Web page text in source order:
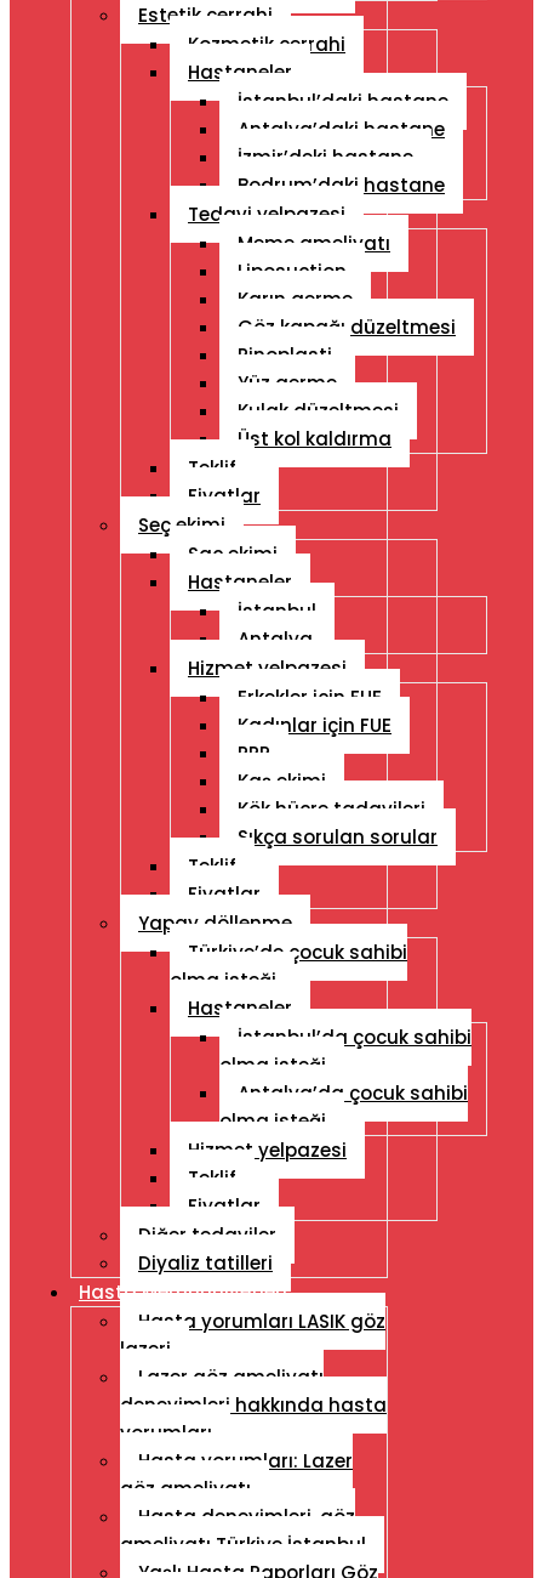
Estetik cerrahi
Kozmetik cerrahi
Hastaneler
İstanbul’daki hastane
Antalya’daki hastane
İzmir’deki hastane
Bodrum’daki hastane
Tedavi yelpazesi
Meme ameliyatı
Liposuction
Karın germe
Göz kapağı düzeltmesi
Rinoplasti
Yüz germe
Kulak düzeltmesi
Üst kol kaldırma
Teklif
Fiyatlar
Seç ekimi
Saç ekimi
Hastaneler
İstanbul
Antalya
Hizmet yelpazesi
Erkekler için FUE
Kadınlar için FUE
PRP
Kaş ekimi
Kök hücre tadavileri
Sıkça sorulan sorular
Teklif
Fiyatlar
Yapay döllenme
Türkiye’de çocuk sahibi
olma isteği
Hastaneler
İstanbul’da çocuk sahibi
olma isteği
Antalya’da çocuk sahibi
olma isteği
Hizmet yelpazesi
Teklif
Fiyatlar
Diğer tedaviler
Diyaliz tatilleri
Hasta Memnuniyetleri
Hasta yorumları LASIK göz
lazeri
Lazer göz ameliyatı
deneyimleri hakkında hasta
yorumları
Hasta yorumları: Lazer
göz ameliyatı
Hasta deneyimleri, göz
ameliyatı Türkiye İstanbul